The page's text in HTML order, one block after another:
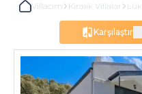
Villacım Kiralık Villalar
Karşılaştır